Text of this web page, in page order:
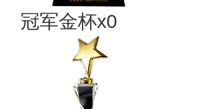
冠军金杯x0